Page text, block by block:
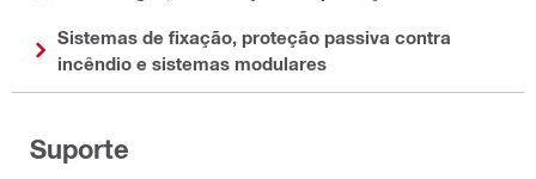
Sistemas de fixação, proteção passiva contra
incêndio e sistemas modulares
Suporte